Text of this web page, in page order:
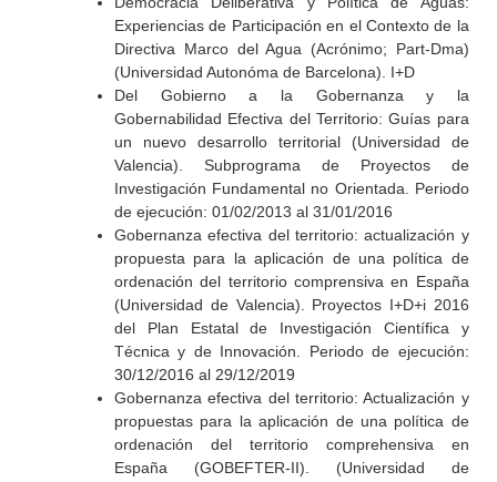
Experiencias de Participación en el Contexto de la
Directiva Marco del Agua (Acrónimo; Part-Dma)
(Universidad Autonóma de Barcelona). I+D
Del Gobierno a la Gobernanza y la
Gobernabilidad Efectiva del Territorio: Guías para
un nuevo desarrollo territorial (Universidad de
Valencia). Subprograma de Proyectos de
Investigación Fundamental no Orientada. Periodo
de ejecución: 01/02/2013 al 31/01/2016
Gobernanza efectiva del territorio: actualización y
propuesta para la aplicación de una política de
ordenación del territorio comprensiva en España
(Universidad de Valencia). Proyectos I+D+i 2016
del Plan Estatal de Investigación Científica y
Técnica y de Innovación. Periodo de ejecución:
30/12/2016 al 29/12/2019
Gobernanza efectiva del territorio: Actualización y
propuestas para la aplicación de una política de
ordenación del territorio comprehensiva en
España (GOBEFTER-II). (Universidad de